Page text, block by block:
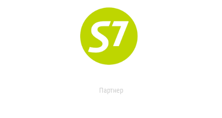
Партнер